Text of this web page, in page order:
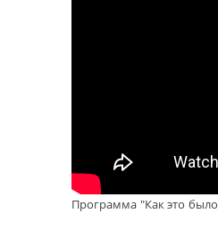
Программа "Как это